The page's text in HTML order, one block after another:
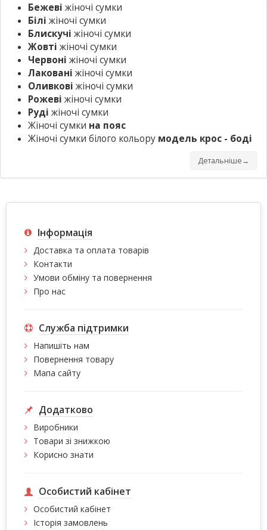
Бежеві жіночі сумки
Білі жіночі сумки
Блискучі жіночі сумки
Жовті жіночі сумки
Червоні жіночі сумки
Лаковані жіночі сумки
Оливкові жіночі сумки
Рожеві жіночі сумки
Руді жіночі сумки
Жіночі сумки на пояс
Жіночі сумки білого кольору модель крос - боді
Детальніше→
Інформація
Доставка та оплата товарів
Контакти
Умови обміну та повернення
Про нас
Служба підтримки
Напишіть нам
Повернення товару
Мапа сайту
Додатково
Виробники
Товари зі знижкою
Корисно знати
Особистий кабінет
Особистий кабінет
Історія замовлень